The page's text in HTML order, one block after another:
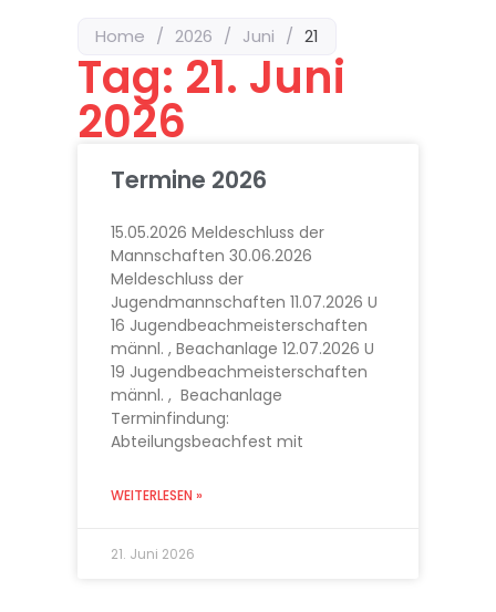
Home / 2026 / Juni / 21
Tag: 21. Juni
2026
Termine 2026
15.05.2026 Meldeschluss der
Mannschaften 30.06.2026
Meldeschluss der
Jugendmannschaften 11.07.2026 U
16 Jugendbeachmeisterschaften
männl. , Beachanlage 12.07.2026 U
19 Jugendbeachmeisterschaften
männl. , Beachanlage
Terminfindung:
Abteilungsbeachfest mit
WEITERLESEN »
21. Juni 2026